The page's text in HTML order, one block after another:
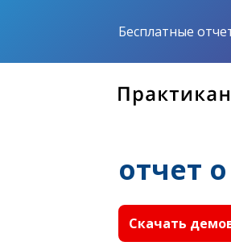
Бесплатные
отчет
Скачать